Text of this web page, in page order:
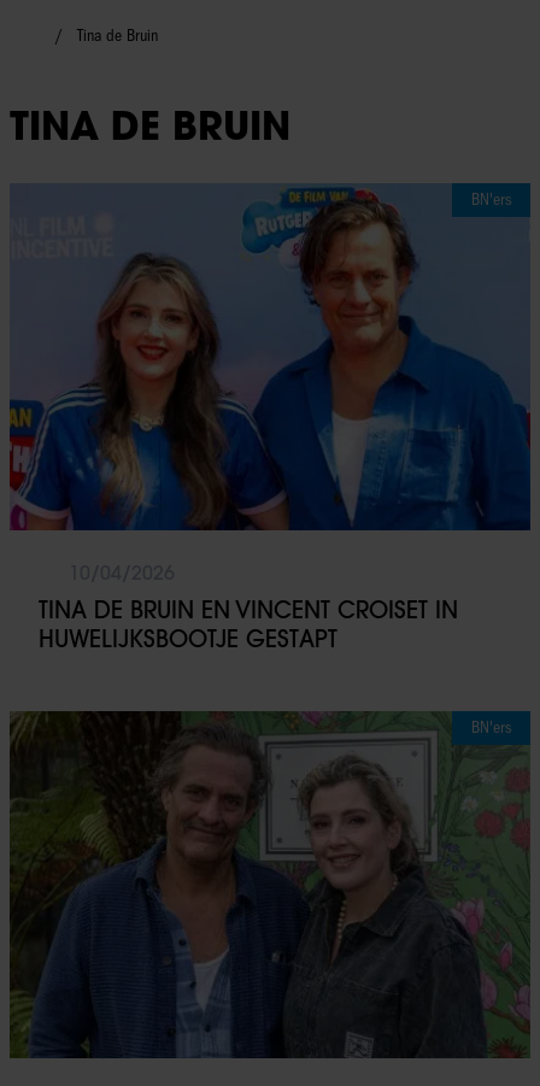
Tina de Bruin
TINA DE BRUIN
BN'ers
TINA DE BRUIN EN VINCENT CROISET IN
HUWELIJKSBOOTJE GESTAPT
BN'ers